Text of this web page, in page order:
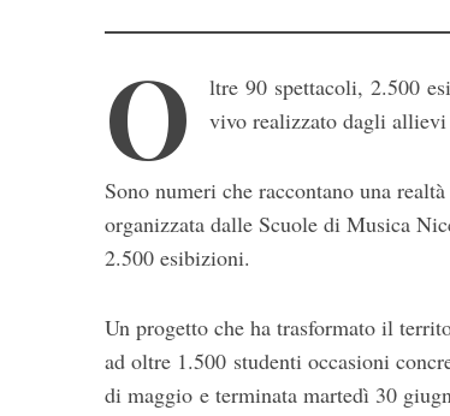
O
ltre 90 spettacoli, 2.500
vivo realizzato dagli
Sono numeri che raccontano una
organizzata dalle Scuole di Musica
2.500 esibizioni.
Un progetto che ha trasformato il
ad oltre 1.500 studenti occasioni
di maggio e terminata martedì 30